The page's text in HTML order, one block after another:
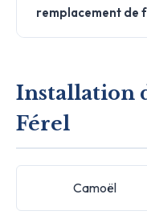
remplacement de
Installation
Férel
Camoël